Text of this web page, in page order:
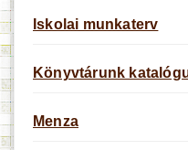
Iskolai munkaterv
Könyvtárunk
Menza